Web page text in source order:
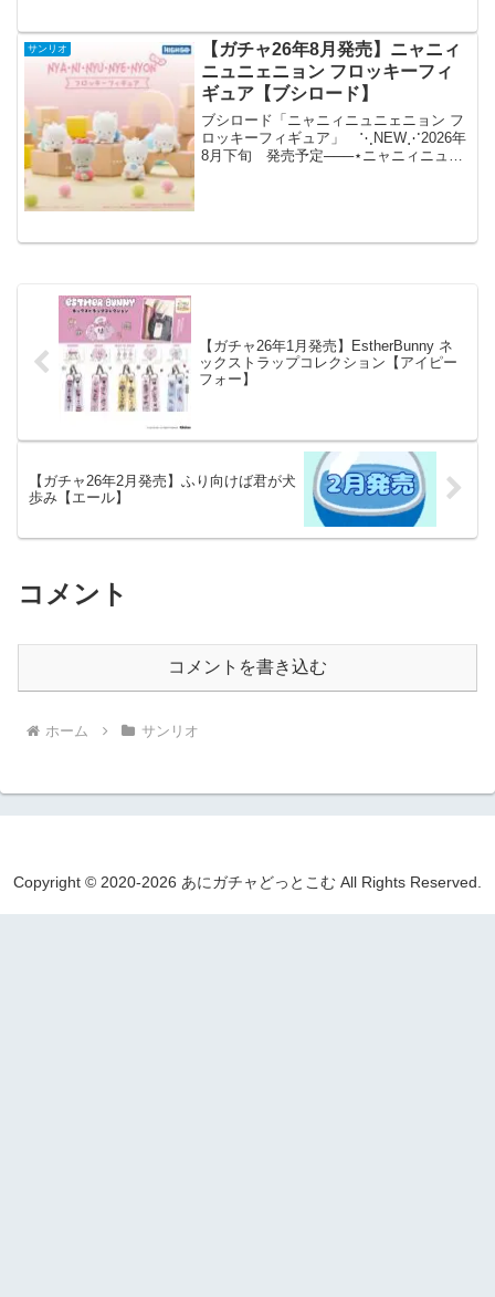
ターズ」よりおこさまリュック風ポーチ1
が全国...
サンリオ
【ガチャ26年8月発売】ニャニィ
ニュニェニョン フロッキーフィ
ギュア【ブシロード】
ブシロード「ニャニィニュニェニョン フ
ロッキーフィギュア」 ⋱NEW⋰2026年
8月下旬 発売予定───⋆ニャニィニュニ
【ガチャ26年1月発売】EstherBunny ネ
ックストラップコレクション【アイピー
フォー】
【ガチャ26年2月発売】ふり向けば君が犬
歩み【エール】
コメント
コメントを書き込む
ホーム サンリオ
Copyright © 2020-2026 あにガチャどっとこむ All Rights Reserved.